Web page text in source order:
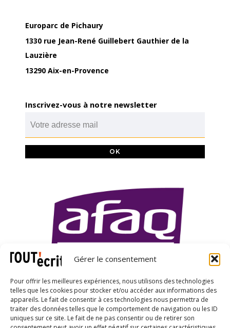
Gérer le consentement
Pour offrir les meilleures expériences, nous utilisons des technologies
telles que les cookies pour stocker et/ou accéder aux informations des
appareils. Le fait de consentir à ces technologies nous permettra de
traiter des données telles que le comportement de navigation ou les ID
uniques sur ce site. Le fait de ne pas consentir ou de retirer son
Europarc de Pichaury
1330 rue Jean-René Guillebert Gauthier de la
Lauzière
13290 Aix-en-Provence
Inscrivez-vous à notre newsletter